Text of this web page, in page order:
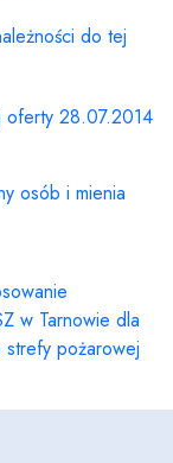
do tej
oferty 28.07.2014
osób i mienia
w Tarnowie dla
pożarowej